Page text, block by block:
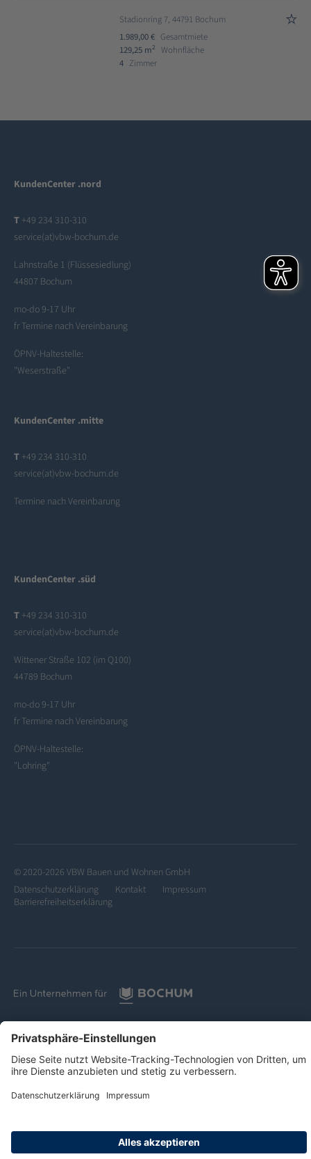
Stadionring 7, 44791 Bochum
1.989,00 € Gesamtmiete
129,25 m2
Wohnfläche
4 Zimmer
KundenCenter .nord
T +49 234 310-310
service(at)vbw-bochum.de
Lahnstraße 1 (Flüssesiedlung)
44807 Bochum
mo-do 9-17 Uhr
fr Termine nach Vereinbarung
ÖPNV-Haltestelle:
"Weserstraße"
KundenCenter .mitte
T +49 234 310-310
service(at)vbw-bochum.de
Termine nach Vereinbarung
KundenCenter .süd
T +49 234 310-310
service(at)vbw-bochum.de
Wittener Straße 102 (im Q100)
44789 Bochum
mo-do 9-17 Uhr
fr Termine nach Vereinbarung
ÖPNV-Haltestelle:
"Lohring"
© 2020-2026 VBW Bauen und Wohnen GmbH
Datenschutzerklärung
Kontakt
Impressum
Barrierefreiheitserklärung